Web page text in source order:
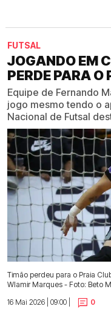
FUTSAL
JOGANDO EM
PERDE PARA O
Equipe de Fernando
jogo mesmo tendo o
Nacional de Futsal
Timão perdeu para o Praia
Wlamir Marques - Foto: Beto
16 Mai 2026 | 09:00 |
0